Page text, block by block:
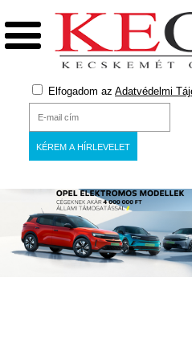
Elfogadom az Adatvédelmi